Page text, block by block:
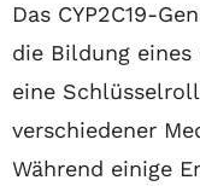
Das CYP2C19-
die Bildung eines
eine
verschiedener
Während einige